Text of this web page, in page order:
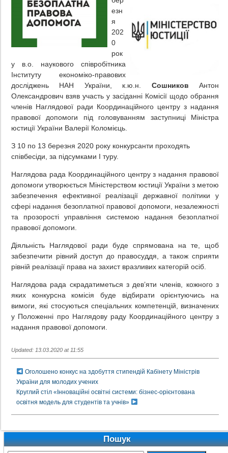
езн
я
202
0
рок
у в.о. наукового співробітника
Інституту економіко-правових
досліджень НАН України, к.ю.н. Сошников Антон
Олександрович взяв участь у засіданні Комісії щодо обрання
членів Наглядової ради Координаційного центру з надання
правової допомоги під головуванням заступниці Міністра
юстиції України Валерії Коломієць.
З 10 по 13 березня 2020 року конкурсанти проходять
співбесіди, за підсумками І туру.
Наглядова рада Координаційного центру з надання правової
допомоги утворюється Міністерством юстиції України з метою
забезпечення ефективної реалізації державної політики у
сфері надання безоплатної правової допомоги, незалежності
та прозорості управління системою надання безоплатної
правової допомоги.
Діяльність Наглядової ради буде спрямована на те, щоб
забезпечити рівний доступ до правосуддя, а також сприяти
рівній реалізації права на захист вразливих категорій осіб.
Наглядова рада скрадатиметься з дев’яти членів, кожного з
яких конкурсна комісія буде відбирати орієнтуючись на
вимоги, які стосуються спеціальних компетенцій, визначених
у Положенні про Наглядову раду Координаційного центру з
надання правової допомоги.
Updated: 13.03.2020 at 11:55
Оголошено конкус на здобуття стипендій Кабінету Міністрів
України для молодих учених
Круглий стіл «Інноваційні освітні системи: бізнес-орієнтована
освітня модель для студентів та учнів»
Пошук